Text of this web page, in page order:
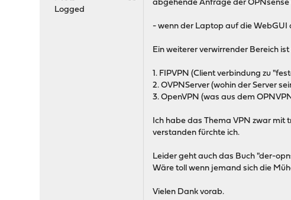
Logged
abgehende Anfrage der
- wenn der Laptop auf die WebGUI
Ein weiterer verwirrender Bereich
1. FIPVPN (Client verbindung zu
2. OVPNServer (wohin der Server
3. OpenVPN (was aus dem
Ich habe das Thema VPN zwar mit
verstanden fürchte ich.
Leider geht auch das Buch "der-
Wäre toll wenn jemand sich die
Vielen Dank vorab.